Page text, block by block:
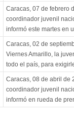
Caracas, 07 de febrero
coordinador juvenil
informó este martes en
Caracas, 02 de
Viernes Amarillo, la
todo el país, para
Caracas, 08 de abril de
coordinador juvenil
informó en rueda de